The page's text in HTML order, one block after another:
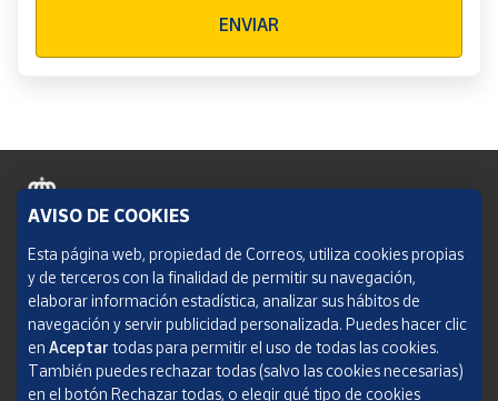
ENVIAR
Política de cookies
Aviso legal
Condiciones del servicio
Política de Privacidad Web
AVISO DE COOKIES
Esta página web, propiedad de Correos, utiliza cookies propias
y de terceros con la finalidad de permitir su navegación,
elaborar información estadística, analizar sus hábitos de
navegación y servir publicidad personalizada. Puedes hacer clic
en Aceptar todas para permitir el uso de todas las cookies.
También puedes rechazar todas (salvo las cookies necesarias)
en el botón Rechazar todas, o elegir qué tipo de cookies